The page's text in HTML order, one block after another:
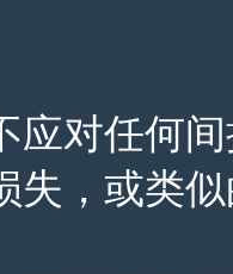
应对任何
失，或类